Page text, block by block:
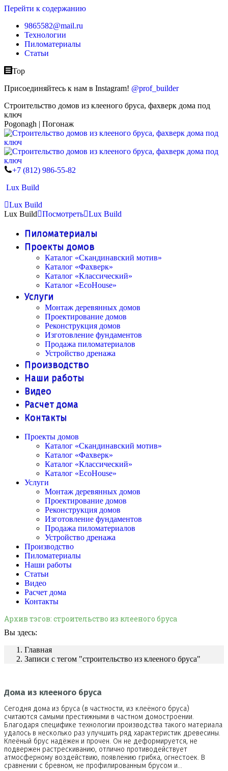
Перейти к содержанию
9865582@mail.ru
Технологии
Пиломатериалы
Статьи
Top
Присоединяйтесь к нам в Instagram! @prof_builder
Строительство домов из клееного бруса, фахверк дома под
ключ
Pogonagh | Погонаж
+7 (812) 986-55-82
Lux Build
Lux Build
Lux Build
Посмотреть Lux Build
Пиломатериалы
Проекты домов
Каталог «Скандинавский мотив»
Каталог «Фахверк»
Каталог «Классический»
Каталог «EcoHouse»
Услуги
Монтаж деревянных домов
Проектирование домов
Реконструкция домов
Изготовление фундаментов
Продажа пиломатериалов
Устройство дренажа
Производство
Наши работы
Видео
Расчет дома
Контакты
Проекты домов
Каталог «Скандинавский мотив»
Каталог «Фахверк»
Каталог «Классический»
Каталог «EcoHouse»
Услуги
Монтаж деревянных домов
Проектирование домов
Реконструкция домов
Изготовление фундаментов
Продажа пиломатериалов
Устройство дренажа
Производство
Пиломатериалы
Наши работы
Статьи
Видео
Расчет дома
Контакты
Архив тэгов: строительство из клееного бруса
Вы здесь:
Главная
Записи с тегом "строительство из клееного бруса"
Дома из клееного бруса
Сегодня дома из бруса (в частности, из клеёного бруса)
считаются самыми престижными в частном домостроении.
Благодаря специфике технологии производства такого материала
удалось в несколько раз улучшить ряд характеристик древесины.
Клеёный брус надёжен и прочен. Он не деформируется, не
подвержен растрескиванию, отлично противодействует
атмосферному воздействию, появлению грибка, огнестоек. В
сравнении с бревном, не профилированным брусом и…